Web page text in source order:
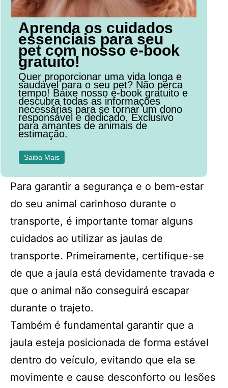
Aprenda os cuidados
essenciais para seu
pet com nosso e-book
gratuito!
Quer proporcionar uma vida longa e
saudável para o seu pet? Não perca
tempo! Baixe nosso e-book gratuito e
descubra todas as informações
necessárias para se tornar um dono
responsável e dedicado. Exclusivo
para amantes de animais de
estimação.
Saiba Mais
Para garantir a segurança e o bem-estar
do seu animal carinhoso durante o
transporte, é importante tomar alguns
cuidados ao utilizar as jaulas de
transporte. Primeiramente, certifique-se
de que a jaula está devidamente travada e
que o animal não conseguirá escapar
durante o trajeto.
Também é fundamental garantir que a
jaula esteja posicionada de forma estável
dentro do veículo, evitando que ela se
movimente e cause desconforto ou lesões